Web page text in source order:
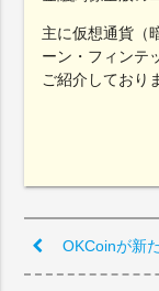
主に仮想通貨（
ーン・フィンテ
ご紹介しており
OKCoinが新